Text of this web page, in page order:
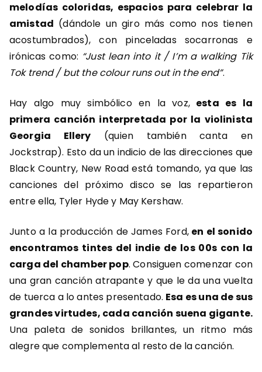
melodías coloridas, espacios para celebrar la
amistad (dándole un giro más como nos tienen
acostumbrados), con pinceladas socarronas e
irónicas como: “Just lean into it / I’m a walking Tik
Tok trend / but the colour runs out in the end”.
Hay algo muy simbólico en la voz,esta es la
primera canción interpretada por la violinista
Georgia Ellery (quien también canta en
Jockstrap). Esto da un indicio de las direcciones que
Black Country, New Road está tomando, ya que las
canciones del próximo disco se las repartieron
entre ella, Tyler Hyde y May Kershaw.
Junto a la producción de James Ford,en el sonido
encontramos tintes del indie de los 00s con la
carga del chamber pop. Consiguen comenzar con
una gran canción atrapante y que le da una vuelta
de tuerca a lo antes presentado. Esa es una de sus
grandes virtudes, cada canción suena gigante.
Una paleta de sonidos brillantes, un ritmo más
alegre que complementa al resto de la canción.